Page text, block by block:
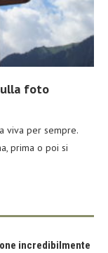
foto
viva per sempre.
prima o poi si
incredibilmente